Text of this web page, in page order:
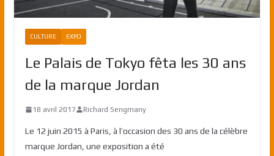
CULTURE EXPO
Le Palais de Tokyo fêta les 30 ans
de la marque Jordan
18 avril 2017 Richard Sengmany
Le 12 juin 2015 à Paris, à l’occasion des 30 ans de la célèbre
marque Jordan, une exposition a été